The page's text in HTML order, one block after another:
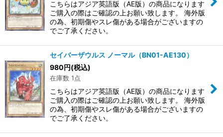
こちらはアジア英語版（AE版）の商品になります
ご購入の際はご確認の上お願い致します。 海外版
の為、初期傷やスレ傷がある場合がございますの
でご了承ください。
セイバーザウルス ノーマル（BN01-AE130）
980円(税込)
在庫数 1点
こちらはアジア英語版（AE版）の商品になります
ご購入の際はご確認の上お願い致します。 海外版
の為、初期傷やスレ傷がある場合がございますの
でご了承ください。